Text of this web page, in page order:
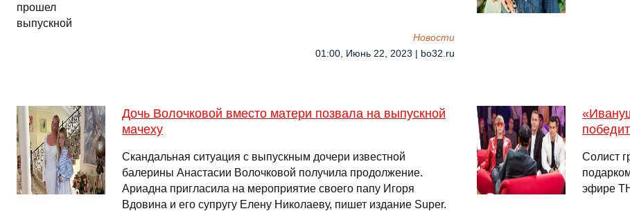
Новости
01:00, Июнь 22, 2023 | bo32.ru
Дочь Волочковой вместо матери позвала на выпускной
мачеху
Скандальная ситуация с выпускным дочери известной
балерины Анастасии Волочковой получила продолжение.
Ариадна пригласила на мероприятие своего папу Игоря
Вдовина и его супругу Елену Николаеву, пишет издание Super.
Солист
эфире